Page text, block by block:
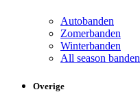
Autobanden
Zomerbanden
Winterbanden
All season banden
Overige